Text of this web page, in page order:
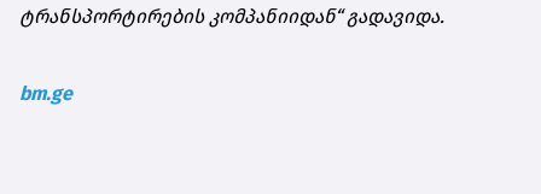
ტრანსპორტირების კომპანიიდან“ გადავიდა.
bm.ge